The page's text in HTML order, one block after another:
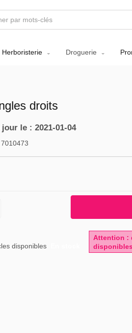
Herboristerie Droguerie
droits
le : 2021-01-04
disponibles
Attention :